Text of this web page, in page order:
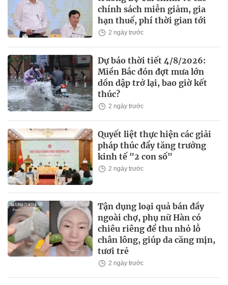
chính sách miễn giảm, gia
hạn thuế, phí thời gian tới
2 ngày trước
Dự báo thời tiết 4/8/2026:
Miền Bắc đón đợt mưa lớn
dồn dập trở lại, bao giờ kết
thúc?
2 ngày trước
Quyết liệt thực hiện các giải
pháp thúc đẩy tăng trưởng
kinh tế "2 con số"
2 ngày trước
Tận dụng loại quả bán đầy
ngoài chợ, phụ nữ Hàn có
chiêu riêng để thu nhỏ lỗ
chân lông, giúp da căng mịn,
tươi trẻ
2 ngày trước